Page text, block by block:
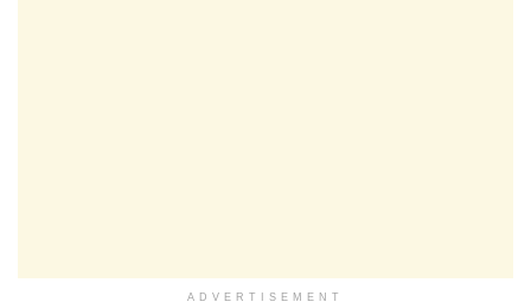
ADVERTISEMENT